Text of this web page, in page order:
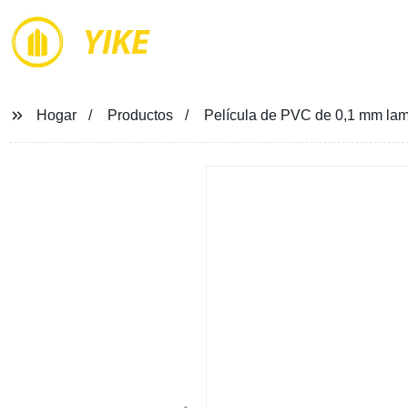
YIKE
Hogar Productos Película de PVC de 0,1 mm